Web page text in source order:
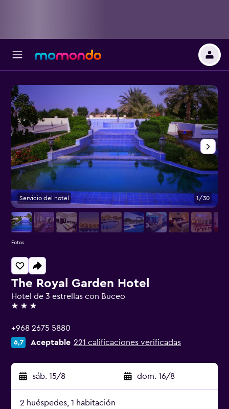
The Royal Garden Hotel
Hotel de 3 estrellas con Buceo
3 estrellas
+968 2675 5880
6,7 Aceptable 221 calificaciones verificadas
sáb. 15/8 - dom. 16/8
2 huéspedes, 1 habitación
Servicio del hotel 1/30
Fotos